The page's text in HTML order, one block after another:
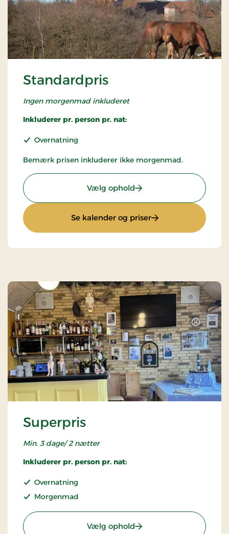
Standardpris
Ingen morgenmad inkluderet
Inkluderer pr. person pr. nat:
Overnatning
Bemærk prisen inkluderer ikke morgenmad.
Vælg ophold: Standardpris
Se kalender og priser: Standardpris
Superpris
Min. 3 dage/ 2 nætter
Inkluderer pr. person pr. nat:
Overnatning
Morgenmad
Vælg ophold: Superpris